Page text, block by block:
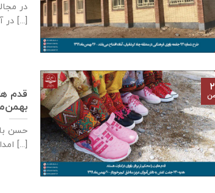
در
در آن آخر [...]
بهمن‌ماه
حسن
امداد زمین [...]